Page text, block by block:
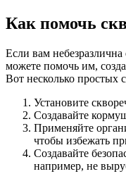
Как помочь
Если вам
можете помочь им,
Вот несколько простых
Установите
Создавайте
Применяйте
чтобы избежать
Создавайте
например, не